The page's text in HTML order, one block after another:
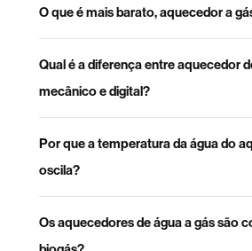
O que é mais barato, aquecedor a
Qual é a diferença entre aquecedor
mecânico e digital?
Por que a temperatura da água do
oscila?
Os aquecedores de água a gás são